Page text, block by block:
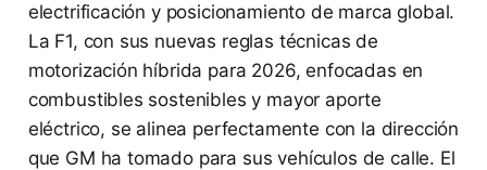
electrificación y posicionamiento de marca global.
La F1, con sus nuevas reglas técnicas de
motorización híbrida para 2026, enfocadas en
combustibles sostenibles y mayor aporte
eléctrico, se alinea perfectamente con la dirección
que GM ha tomado para sus vehículos de calle. El